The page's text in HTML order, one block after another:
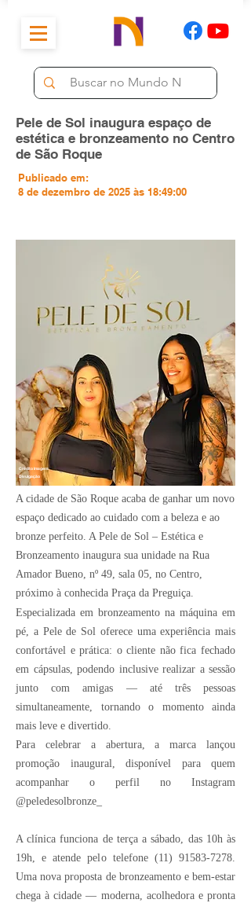
Pele de Sol inaugura espaço de
estética e bronzeamento no Centro
de São Roque
Publicado em:
8 de dezembro de 2025 às 18:49:00
Divulgação
Crédito Imagem:
A cidade de São Roque acaba de ganhar um novo
espaço dedicado ao cuidado com a beleza e ao
bronze perfeito. A Pele de Sol – Estética e
Bronzeamento inaugura sua unidade na Rua
Amador Bueno, nº 49, sala 05, no Centro,
próximo à conhecida Praça da Preguiça.
Especializada em bronzeamento na máquina em
pé, a Pele de Sol oferece uma experiência mais
confortável e prática: o cliente não fica fechado
em cápsulas, podendo inclusive realizar a sessão
junto com amigas — até três pessoas
simultaneamente, tornando o momento ainda
mais leve e divertido.
Para celebrar a abertura, a marca lançou
promoção inaugural, disponível para quem
acompanhar o perfil no Instagram
@peledesolbronze_
A clínica funciona de terça a sábado, das 10h às
19h, e atende pelo telefone (11) 91583-7278
Uma nova proposta de bronzeamento e bem-estar
chega à cidade — moderna, acolhedora e pronta